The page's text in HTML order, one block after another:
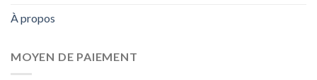
À propos
MOYEN DE PAIEMENT